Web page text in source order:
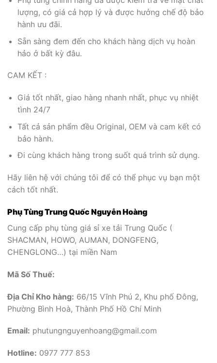
lượng, có giá cả hợp lý và được hưởng chế độ bảo
hành ưu đãi.
Sẵn sàng đem đến cho khách hàng dịch vụ hoàn
hảo ở bất kỳ đâu.
CAM KẾT :
Giá tốt nhất, giao hàng nhanh nhất, phục vụ nhiệt
tình 24/7
Tất cả sản phẩm đều Original, OEM và cam kết có
bảo hành.
Đi cùng khách hàng trong suốt quá trình sử dụng.
Hãy liên hệ với chúng tôi để có thể phục vụ bạn một
cách tốt nhất.
Phụ Tùng Trung Quốc Nguyễn Hoàng
Cung cấp phụ tùng giá sỉ xe tải Trung Quốc (
SHACMAN, HOWO, AUMAN, DONGFENG,
CHENGLONG…) tại miền Nam
Mã Số Thuế:
Địa Chỉ Kho hàng: 66/15 Vĩnh Phú 2, Khu phố Đông,
Phường Bình Hoà, Thành Phố Hồ Chí Minh
Email: phutungnguyenhoang@gmail.com
Hotline: 0977 777 853